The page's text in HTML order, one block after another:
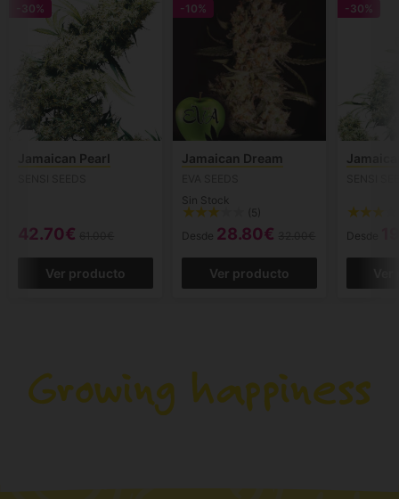
-30%
Jamaican Pearl
42.70€
Ver producto
-10%
Jamaican Dream
Sin Stock
(5)
Desde 28.80€
Ver producto
-30%
Desde